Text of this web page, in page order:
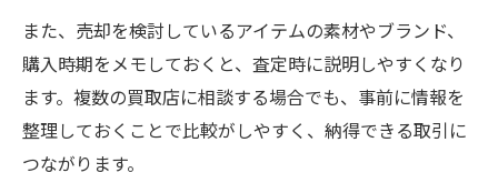
る
貴金属売却時のトラブルを防ぐ方法
安心して貴金属を売るための基礎知識
納得できる買取額を得るための選び方
また、売却を検討しているアイテムの素材やブランド、
購入時期をメモしておくと、査定時に説明しやすくなり
ます。複数の買取店に相談する場合でも、事前に情報を
整理しておくことで比較がしやすく、納得できる取引に
つながります。